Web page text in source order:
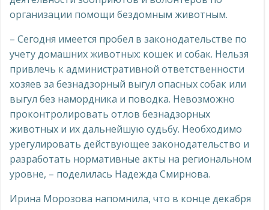
организации помощи бездомным животным.
– Сегодня имеется пробел в законодательстве по
учету домашних животных: кошек и собак. Нельзя
привлечь к административной ответственности
хозяев за безнадзорный выгул опасных собак или
выгул без намордника и поводка. Невозможно
проконтролировать отлов безнадзорных
животных и их дальнейшую судьбу. Необходимо
урегулировать действующее законодательство и
разработать нормативные акты на региональном
уровне, – поделилась Надежда Смирнова.
Ирина Морозова напомнила, что в конце декабря